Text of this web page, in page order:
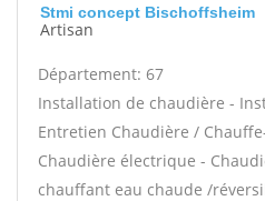
Stmi concept Bischoffsheim
Artisan
Département: 67
Installation de chaudière -
Entretien Chaudière /
Chaudière électrique -
chauffant eau chaude /